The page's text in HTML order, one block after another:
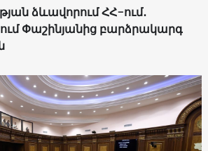
ձևավորում ՀՀ-ում․
Փաշինյանից բարձրակարգ